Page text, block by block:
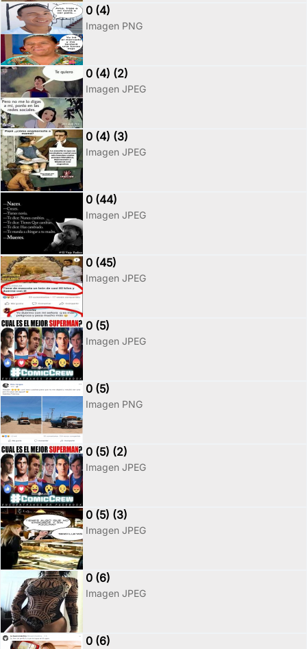
0 (4)
Imagen PNG
0 (4) (2)
Imagen JPEG
0 (4) (3)
Imagen JPEG
0 (44)
Imagen JPEG
0 (45)
Imagen JPEG
0 (5)
Imagen JPEG
0 (5)
Imagen PNG
0 (5) (2)
Imagen JPEG
0 (5) (3)
Imagen JPEG
0 (6)
Imagen JPEG
0 (6)